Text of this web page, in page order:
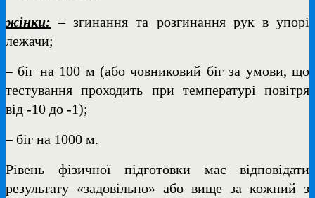
жінки: – згинання та розгинання рук в упорі
лежачи;
– біг на 100 м (або човниковий біг за умови, що
тестування проходить при температурі повітря
від -10 до -1);
– біг на 1000 м.
Рівень фізичної підготовки має відповідати
результату «задовільно» або вище за кожний з